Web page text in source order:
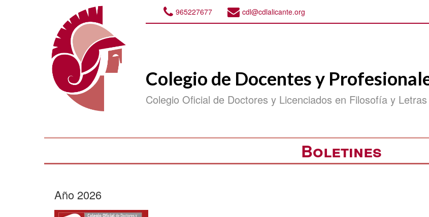
965227677 cdl@cdlalicante.org
Colegio de Docentes y
Colegio Oficial de Doctores y Licenciados en Filosofía y
Boletines
Año 2026